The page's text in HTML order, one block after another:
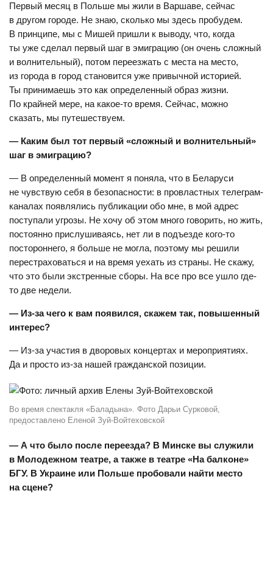
Первый месяц в Польше мы жили в Варшаве, сейчас
в другом городе. Не знаю, сколько мы здесь пробудем.
В принципе, мы с Мишей пришли к выводу, что, когда
ты уже сделал первый шаг в эмиграцию (он очень сложный
и волнительный), потом переезжать с места на место,
из города в город становится уже привычной историей.
Ты принимаешь это как определенный образ жизни.
По крайней мере, на какое-то время. Сейчас, можно
сказать, мы путешествуем.
— Каким был тот первый «сложный и волнительный»
шаг в эмиграцию?
— В определенный момент я поняла, что в Беларуси
не чувствую себя в безопасности: в провластных телеграм-
каналах появлялись публикации обо мне, в мой адрес
поступали угрозы. Не хочу об этом много говорить, но жить,
постоянно прислушиваясь, нет ли в подъезде кого-то
постороннего, я больше не могла, поэтому мы решили
перестраховаться и на время уехать из страны. Не скажу,
что это были экстренные сборы. На все про все ушло где-
то две недели.
— Из-за чего к вам появился, скажем так, повышенный
интерес?
— Из-за участия в дворовых концертах и мероприятиях.
Да и просто из-за нашей гражданской позиции.
Во время спектакля «Баладына». Фото Дарьи Сурковой,
предоставлено Еленой Зуй-Войтеховской
— А что было после переезда? В Минске вы служили
в Молодежном театре, а также в театре «На балконе»
БГУ. В Украине или Польше пробовали найти место
на сцене?